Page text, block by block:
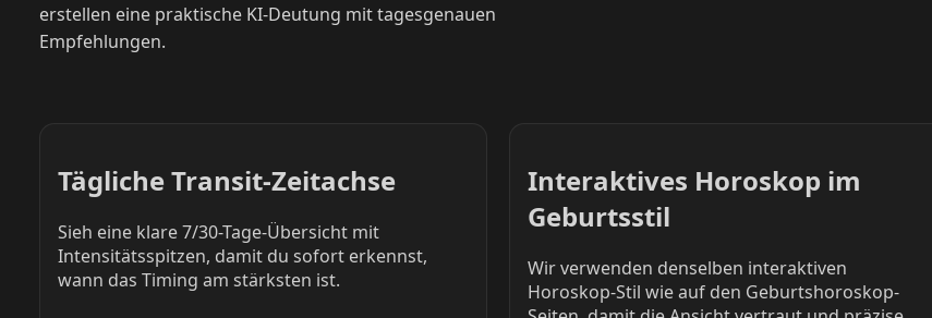
erstellen eine praktische KI-Deutung mit tagesgenauen
Empfehlungen.
Tägliche Transit-Zeitachse
Sieh eine klare 7/30-Tage-Übersicht mit
Intensitätsspitzen, damit du sofort erkennst,
wann das Timing am stärksten ist.
Interaktives Horoskop im
Geburtsstil
Wir verwenden denselben interaktiven
Horoskop-Stil wie auf den Geburtshoroskop-